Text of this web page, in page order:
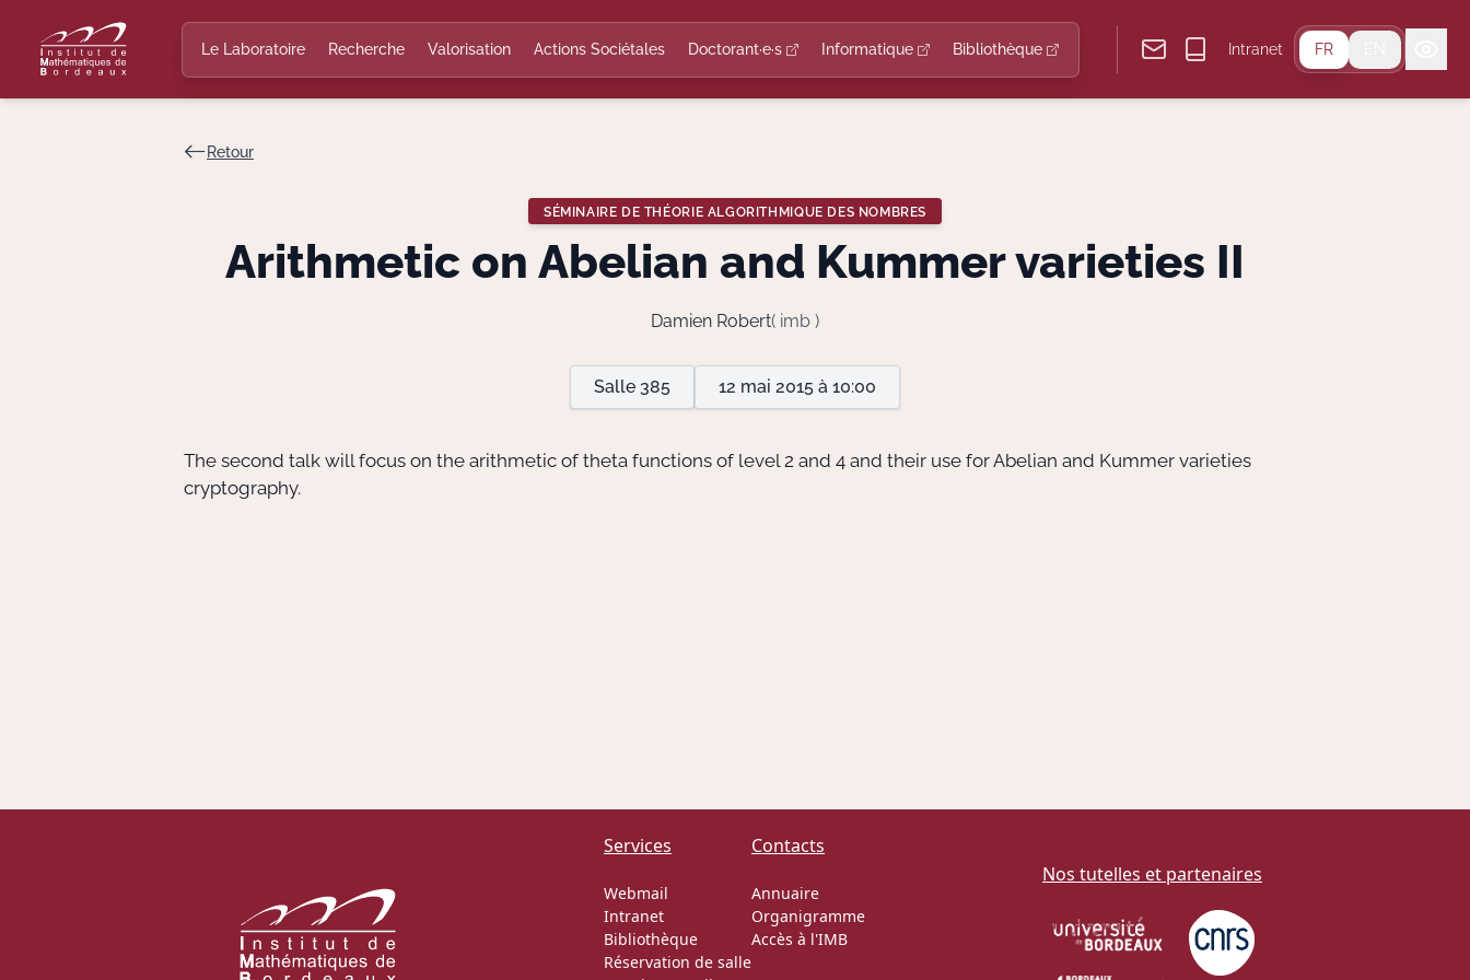
Le Laboratoire Recherche Valorisation Actions Sociétales Doctorant·e·s Informatique Bibliothèque Intranet FR
Retour
SÉMINAIRE DE THÉORIE ALGORITHMIQUE DES NOMBRES
Arithmetic on Abelian and Kummer varieties II
Damien Robert( imb )
Salle 385 12 mai 2015 à 10:00
The second talk will focus on the arithmetic of theta functions of level 2 and 4 and their use for Abelian and Kummer varieties
cryptography.
Services
Webmail
Intranet
Bibliothèque
Réservation de salle
Contacts
Annuaire
Organigramme
Accès à l'IMB
Nos tutelles et partenaires